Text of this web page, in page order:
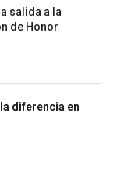
salida a la
de Honor
diferencia en